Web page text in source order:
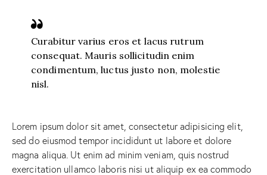
Curabitur varius eros et lacus rutrum
consequat. Mauris sollicitudin enim
condimentum, luctus justo non, molestie
nisl.
Lorem ipsum dolor sit amet, consectetur adipisicing elit,
sed do eiusmod tempor incididunt ut labore et dolore
magna aliqua. Ut enim ad minim veniam, quis nostrud
exercitation ullamco laboris nisi ut aliquip ex ea commodo